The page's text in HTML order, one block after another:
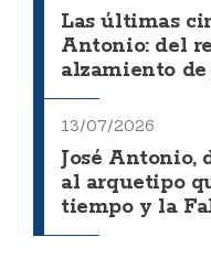
Las últimas
Antonio: del
alzamiento de
13/07/2026
José Antonio,
al arquetipo
tiempo y la